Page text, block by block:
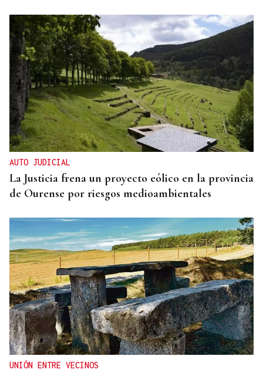
Pilar Cernuda
CRÓNICA PERSONAL
El empeño del rey con Ceuta
AUTO JUDICIAL
La Justicia frena un proyecto eólico en la provincia
de Ourense por riesgos medioambientales
UNIÓN ENTRE VECINOS